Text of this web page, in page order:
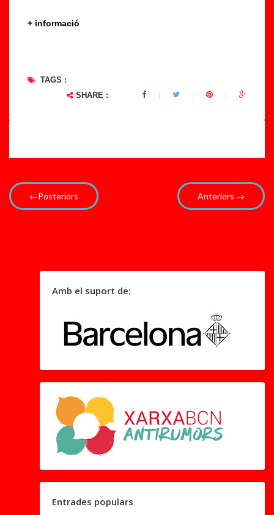
+ informació
TAGS :
SHARE :
←Posteriors Anteriors →
Amb el suport de:
Entrades populars